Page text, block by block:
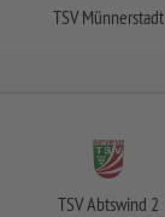
TSV Münnerstadt
TSV Abtswind 2